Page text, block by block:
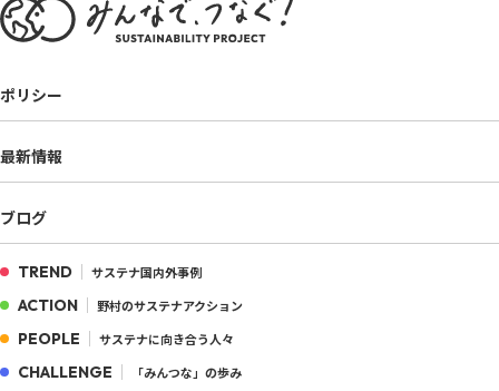
ポリシー
最新情報
ブログ
TREND サステナ国内外事例
ACTION 野村のサステナアクション
PEOPLE サステナに向き合う人々
CHALLENGE 「みんつな」の歩み